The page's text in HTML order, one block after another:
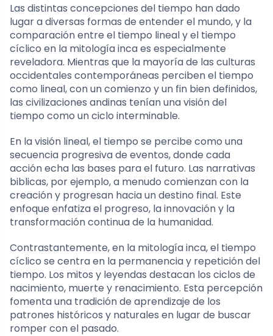
Las distintas concepciones del tiempo han dado
lugar a diversas formas de entender el mundo, y la
comparación entre el tiempo lineal y el tiempo
cíclico en la mitología inca es especialmente
reveladora. Mientras que la mayoría de las culturas
occidentales contemporáneas perciben el tiempo
como lineal, con un comienzo y un fin bien definidos,
las civilizaciones andinas tenían una visión del
tiempo como un ciclo interminable.
En la visión lineal, el tiempo se percibe como una
secuencia progresiva de eventos, donde cada
acción echa las bases para el futuro. Las narrativas
biblicas, por ejemplo, a menudo comienzan con la
creación y progresan hacia un destino final. Este
enfoque enfatiza el progreso, la innovación y la
transformación continua de la humanidad.
Contrastantemente, en la mitología inca, el tiempo
cíclico se centra en la permanencia y repetición del
tiempo. Los mitos y leyendas destacan los ciclos de
nacimiento, muerte y renacimiento. Esta percepción
fomenta una tradición de aprendizaje de los
patrones históricos y naturales en lugar de buscar
romper con el pasado.